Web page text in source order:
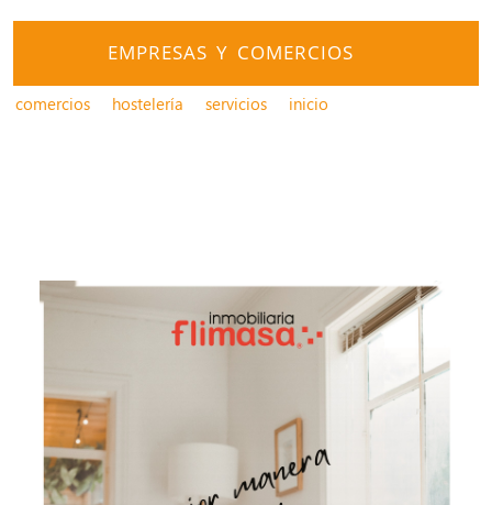
EMPRESAS Y COMERCIOS
comercios hostelería servicios inicio